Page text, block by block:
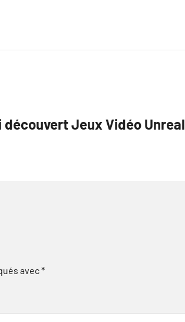
découvert Jeux Vidéo
avec*